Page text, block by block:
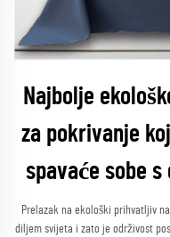
Najbolje
za pokrivanje
spavaće sobe
Prelazak na ekološki prihvatljiv
diljem svijeta i zato je održivost